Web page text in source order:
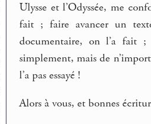
Ulysse et l’Odyssée, me
fait ; faire avancer un
documentaire, on l’a fait
simplement, mais de
l’a pas essayé !
Alors à vous, et bonnes